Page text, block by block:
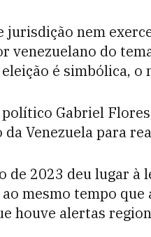
jurisdição nem
venezuelano do
é simbólica,
Gabriel
da Venezuela para
de 2023 deu lugar à
mesmo tempo
houve alertas